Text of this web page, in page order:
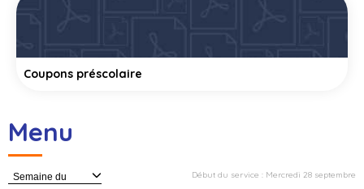
Coupons préscolaire
Menu
Semaine du Début du service : Mercredi 28 septembre